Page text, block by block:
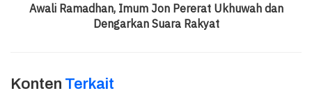
Awali Ramadhan, Imum Jon Pererat Ukhuwah dan
Dengarkan Suara Rakyat
Konten Terkait